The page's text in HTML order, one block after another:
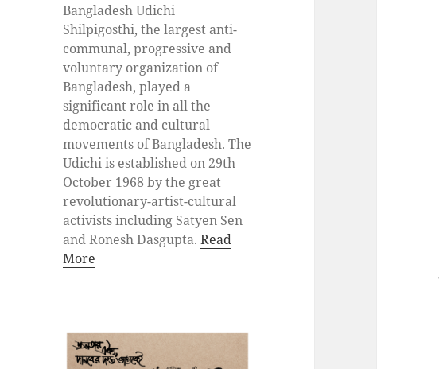
Bangladesh Udichi
Shilpigosthi, the largest anti-
communal, progressive and
voluntary organization of
Bangladesh, played a
significant role in all the
democratic and cultural
movements of Bangladesh. The
Udichi is established on 29th
October 1968 by the great
revolutionary-artist-cultural
activists including Satyen Sen
and Ronesh Dasgupta.Read
More